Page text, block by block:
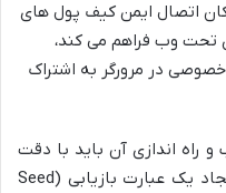
اتصال ایمن کیف پول های
تحت وب فراهم می کند،
در مرورگر به اشتراک
راه اندازی آن باید با دقت
طی شود. این مراحل معمولاً شامل ایجاد یک عبارت بازیابی (Seed